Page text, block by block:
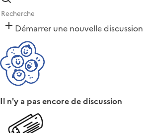
Démarrer une nouvelle discussion
Il n'y a pas encore de discussion